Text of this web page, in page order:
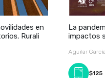
en
Rurali
La
impactos
Aguilar García
$125